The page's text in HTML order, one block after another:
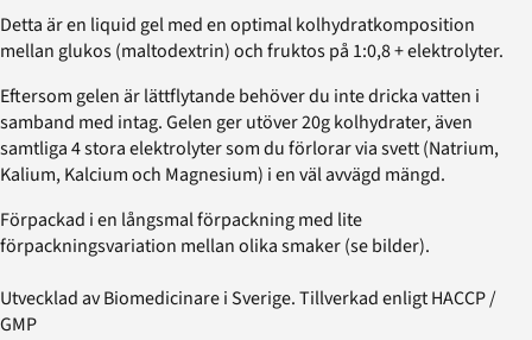
Detta är en liquid gel med en optimal kolhydratkomposition
mellan glukos (maltodextrin) och fruktos på 1:0,8 + elektrolyter.
Eftersom gelen är lättflytande behöver du inte dricka vatten i
samband med intag. Gelen ger utöver 20g kolhydrater, även
samtliga 4 stora elektrolyter som du förlorar via svett (Natrium,
Kalium, Kalcium och Magnesium) i en väl avvägd mängd.
Förpackad i en långsmal förpackning med lite
förpackningsvariation mellan olika smaker (se bilder).
Utvecklad av Biomedicinare i Sverige. Tillverkad enligt HACCP /
GMP